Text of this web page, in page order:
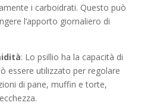
i carboidrati. Questo può
l’apporto giornaliero di
: Lo psillio ha la capacità di
essere utilizzato per regolare
di pane, muffin e torte,